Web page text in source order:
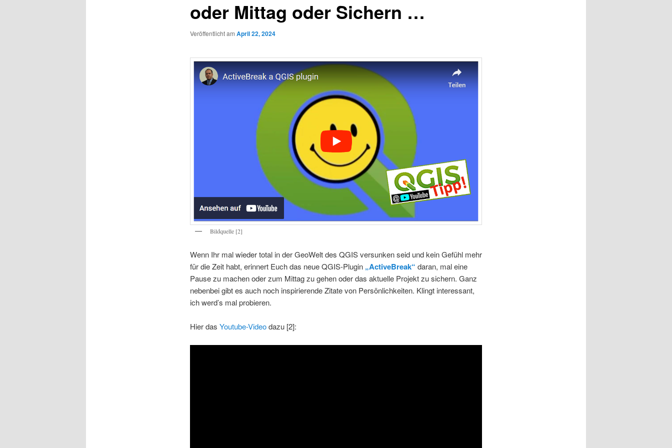
oder Mittag oder Sichern …
Veröffentlicht am April 22, 2024
Bildquelle [2]
Wenn Ihr mal wieder total in der GeoWelt des QGIS versunken seid und kein Gefühl mehr
für die Zeit habt, erinnert Euch das neue QGIS-Plugin „ActiveBreak“ daran, mal eine
Pause zu machen oder zum Mittag zu gehen oder das aktuelle Projekt zu sichern. Ganz
nebenbei gibt es auch noch inspirierende Zitate von Persönlichkeiten. Klingt interessant,
ich werd’s mal probieren.
Hier das Youtube-Videodazu [2]: